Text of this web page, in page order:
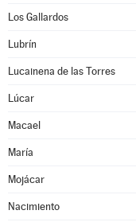
Los Gallardos
Lubrín
Lucainena de las Torres
Lúcar
Macael
María
Mojácar
Nacimiento